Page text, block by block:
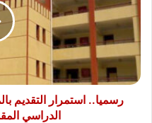
بالمدارس
المصرية
اليابانية
للعام
الدراسي
المقبل
رسميا.. استمرار التقديم
الدراسي المقبل